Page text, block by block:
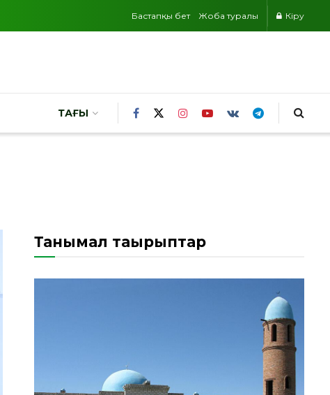
Бастапқы бет Жоба туралы Кіру
ТАҒЫ
Танымал тақырыптар